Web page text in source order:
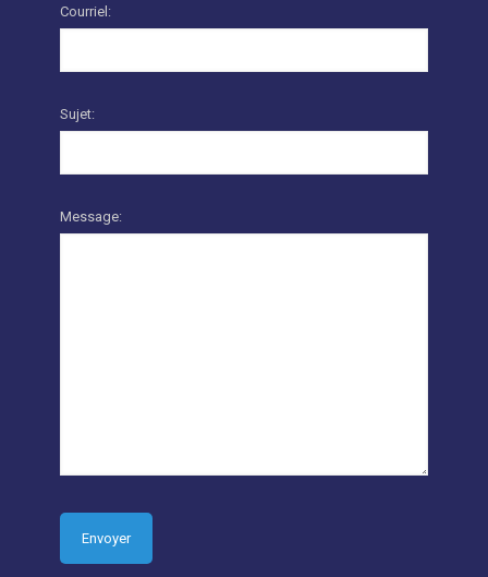
Courriel:
Sujet:
Message: